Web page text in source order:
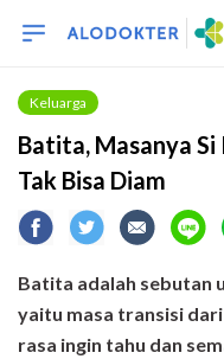
Keluarga
Batita, Masanya Si
Tak Bisa Diam
Batita adalah sebutan
yaitu masa transisi
rasa ingin tahu dan